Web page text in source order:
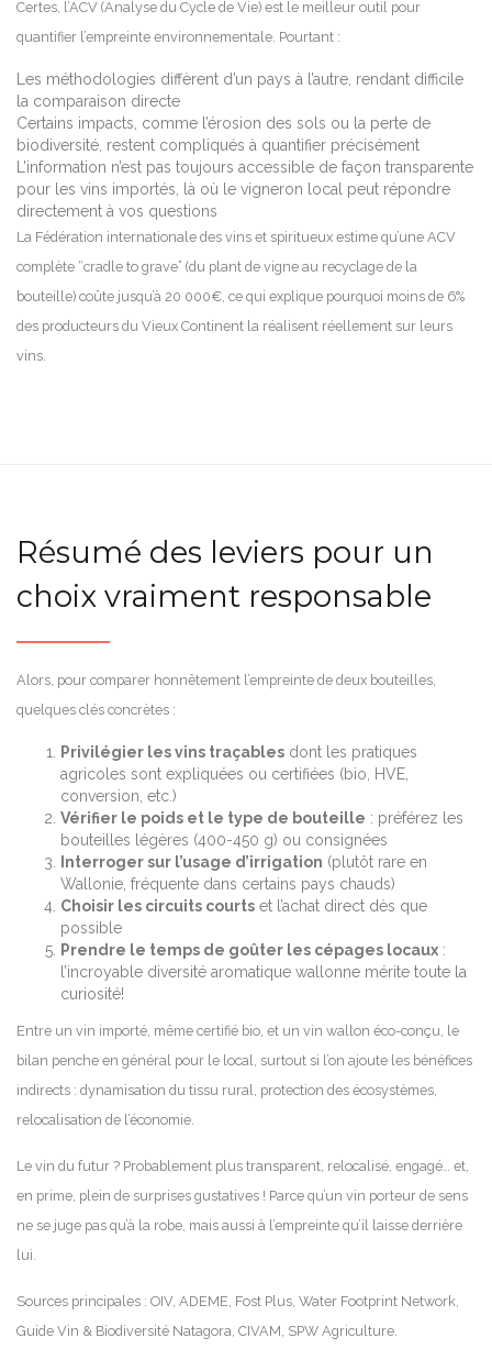
Certes, l’ACV (Analyse du Cycle de Vie) est le meilleur outil pour
quantifier l’empreinte environnementale. Pourtant :
Les méthodologies diffèrent d’un pays à l’autre, rendant difficile
la comparaison directe
Certains impacts, comme l’érosion des sols ou la perte de
biodiversité, restent compliqués à quantifier précisément
L’information n’est pas toujours accessible de façon transparente
pour les vins importés, là où le vigneron local peut répondre
directement à vos questions
La Fédération internationale des vins et spiritueux estime qu’une ACV
complète “cradle to grave” (du plant de vigne au recyclage de la
bouteille) coûte jusqu’à 20 000€, ce qui explique pourquoi moins de 6%
des producteurs du Vieux Continent la réalisent réellement sur leurs
vins.
Résumé des leviers pour un
choix vraiment responsable
Alors, pour comparer honnêtement l’empreinte de deux bouteilles,
quelques clés concrètes :
Privilégier les vins traçables dont les pratiques
agricoles sont expliquées ou certifiées (bio, HVE,
conversion, etc.)
Vérifier le poids et le type de bouteille : préférez les
bouteilles légères (400-450 g) ou consignées
Interroger sur l’usage d’irrigation (plutôt rare en
Wallonie, fréquente dans certains pays chauds)
Choisir les circuits courts et l’achat direct dès que
possible
Prendre le temps de goûter les cépages locaux :
l’incroyable diversité aromatique wallonne mérite toute la
curiosité!
Entre un vin importé, même certifié bio, et un vin wallon éco-conçu, le
bilan penche en général pour le local, surtout si l’on ajoute les bénéfices
indirects : dynamisation du tissu rural, protection des écosystèmes,
relocalisation de l’économie.
Le vin du futur ? Probablement plus transparent, relocalisé, engagé… et,
en prime, plein de surprises gustatives ! Parce qu’un vin porteur de sens
ne se juge pas qu’à la robe, mais aussi à l’empreinte qu’il laisse derrière
lui.
Sources principales : OIV, ADEME, Fost Plus, Water Footprint Network,
Guide Vin & Biodiversité Natagora, CIVAM, SPW Agriculture.